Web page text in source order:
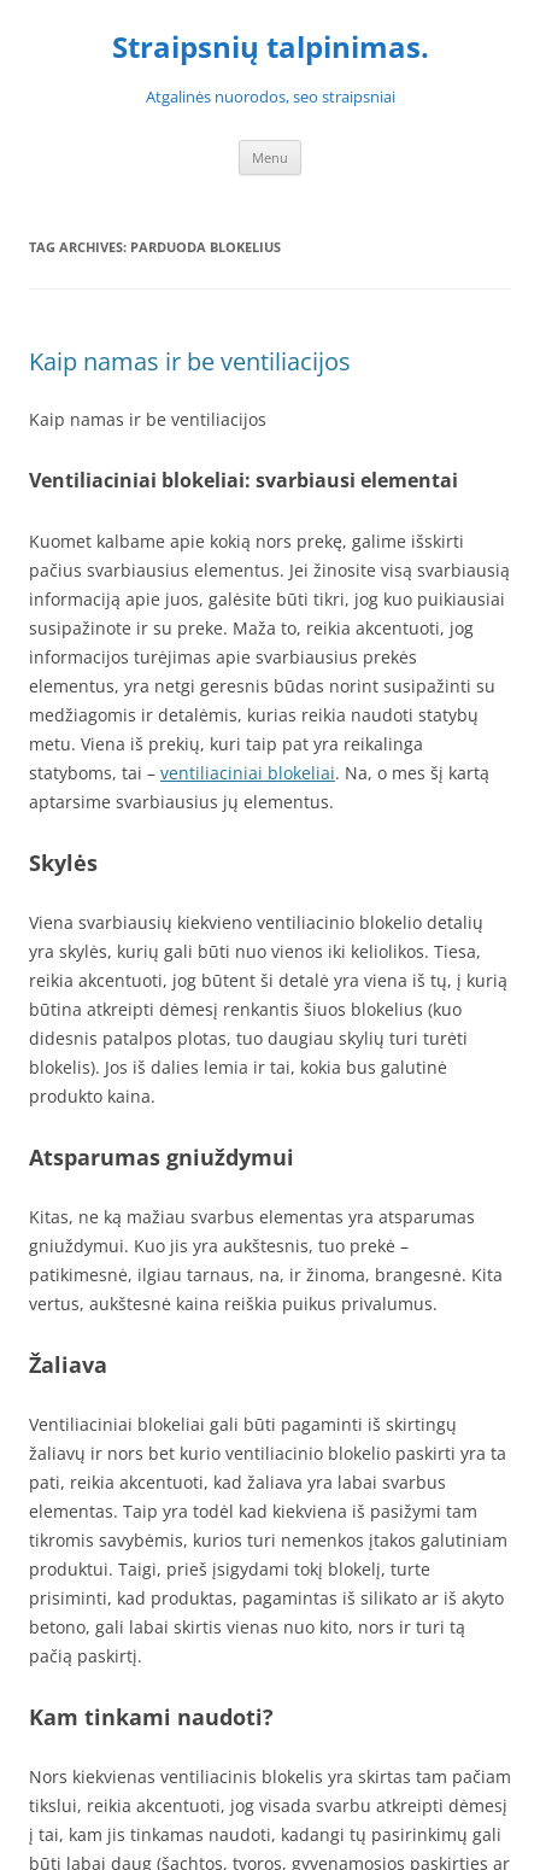
Straipsnių talpinimas.
Atgalinės nuorodos, seo straipsniai
Menu
TAG ARCHIVES: PARDUODA BLOKELIUS
Kaip namas ir be ventiliacijos
Kaip namas ir be ventiliacijos
Ventiliaciniai blokeliai: svarbiausi elementai
Kuomet kalbame apie kokią nors prekę, galime išskirti
pačius svarbiausius elementus. Jei žinosite visą svarbiausią
informaciją apie juos, galėsite būti tikri, jog kuo puikiausiai
susipažinote ir su preke. Maža to, reikia akcentuoti, jog
informacijos turėjimas apie svarbiausius prekės
elementus, yra netgi geresnis būdas norint susipažinti su
medžiagomis ir detalėmis, kurias reikia naudoti statybų
metu. Viena iš prekių, kuri taip pat yra reikalinga
statyboms, tai – ventiliaciniai blokeliai. Na, o mes šį kartą
aptarsime svarbiausius jų elementus.
Skylės
Viena svarbiausių kiekvieno ventiliacinio blokelio detalių
yra skylės, kurių gali būti nuo vienos iki keliolikos. Tiesa,
reikia akcentuoti, jog būtent ši detalė yra viena iš tų, į kurią
būtina atkreipti dėmesį renkantis šiuos blokelius (kuo
didesnis patalpos plotas, tuo daugiau skylių turi turėti
blokelis). Jos iš dalies lemia ir tai, kokia bus galutinė
produkto kaina.
Atsparumas gniuždymui
Kitas, ne ką mažiau svarbus elementas yra atsparumas
gniuždymui. Kuo jis yra aukštesnis, tuo prekė –
patikimesnė, ilgiau tarnaus, na, ir žinoma, brangesnė. Kita
vertus, aukštesnė kaina reiškia puikus privalumus.
Žaliava
Ventiliaciniai blokeliai gali būti pagaminti iš skirtingų
žaliavų ir nors bet kurio ventiliacinio blokelio paskirti yra ta
pati, reikia akcentuoti, kad žaliava yra labai svarbus
elementas. Taip yra todėl kad kiekviena iš pasižymi tam
tikromis savybėmis, kurios turi nemenkos įtakos galutiniam
produktui. Taigi, prieš įsigydami tokį blokelį, turte
prisiminti, kad produktas, pagamintas iš silikato ar iš akyto
betono, gali labai skirtis vienas nuo kito, nors ir turi tą
pačią paskirtį.
Kam tinkami naudoti?
Nors kiekvienas ventiliacinis blokelis yra skirtas tam pačiam
tikslui, reikia akcentuoti, jog visada svarbu atkreipti dėmesį
į tai, kam jis tinkamas naudoti, kadangi tų pasirinkimų gali
būti labai daug (šachtos, tvoros, gyvenamosios paskirties ar